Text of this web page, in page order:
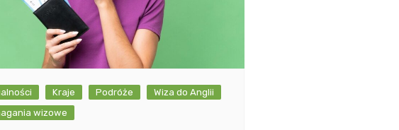
Kraje Podróże
Wiza do Anglii
wizowe